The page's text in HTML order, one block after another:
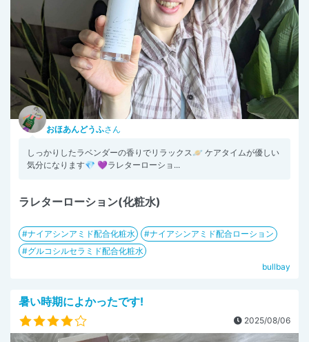
おほあんどうふさん
しっかりしたラベンダーの香りでリラックス🪐 ケアタイムが優しい
気分になります💎 💜ラレターローショ...
ラレターローション(化粧水)
ナイアシンアミド配合化粧水
ナイアシンアミド配合ローション
グルコシルセラミド配合化粧水
bullbay
暑い時期によかったです!
2025/08/06